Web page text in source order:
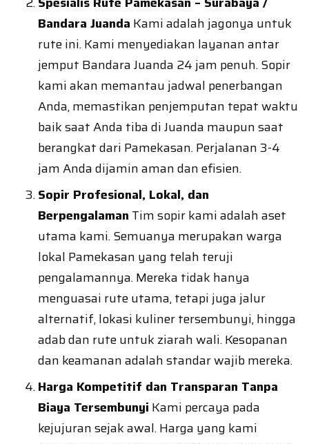
Bandara Juanda Kami adalah jagonya untuk
rute ini. Kami menyediakan layanan antar
jemput Bandara Juanda 24 jam penuh. Sopir
kami akan memantau jadwal penerbangan
Anda, memastikan penjemputan tepat waktu
baik saat Anda tiba di Juanda maupun saat
berangkat dari Pamekasan. Perjalanan 3-4
jam Anda dijamin aman dan efisien.
Sopir Profesional, Lokal, dan
Berpengalaman Tim sopir kami adalah aset
utama kami. Semuanya merupakan warga
lokal Pamekasan yang telah teruji
pengalamannya. Mereka tidak hanya
menguasai rute utama, tetapi juga jalur
alternatif, lokasi kuliner tersembunyi, hingga
adab dan rute untuk ziarah wali. Kesopanan
dan keamanan adalah standar wajib mereka.
Harga Kompetitif dan Transparan Tanpa
Biaya Tersembunyi Kami percaya pada
kejujuran sejak awal. Harga yang kami